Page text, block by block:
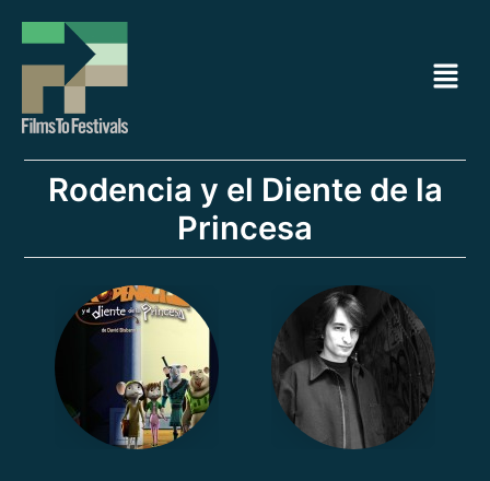
contenido
Menú
Rodencia y el Diente de la
Princesa
de
entradas